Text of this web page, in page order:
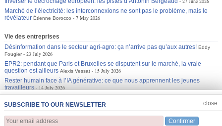
SUBSCRIBE TO OUR NEWSLETTER
Confirmer
close
JOIN US CLOSE
Marché de l’électricité: les interconnexions ne sont pas le problème, mais le
révélateur Étienne Borocco 7 May 2026
Vie des entreprises
Désinformation dans le secteur agri-agro: ça n’arrive pas qu’aux autres! Eddy
Fougier
23 July 2026
EPR2: pendant que Paris et Bruxelles se disputent sur le marché, la vraie
question est ailleurs Alexis Vessat
15 July 2026
Rester humain face à l’IA générative: ce que nous apprennent les jeunes
travailleurs
14 July 2026